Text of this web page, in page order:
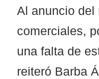
Al anuncio del
comerciales,
una falta de
reiteró Barba